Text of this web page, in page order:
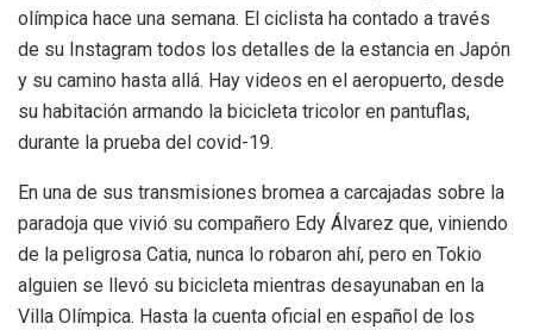
olímpica hace una semana. El ciclista ha contado a través
de su Instagram todos los detalles de la estancia en Japón
y su camino hasta allá. Hay videos en el aeropuerto, desde
su habitación armando la bicicleta tricolor en pantuflas,
durante la prueba del covid-19.
En una de sus transmisiones bromea a carcajadas sobre la
paradoja que vivió su compañero Edy Álvarez que, viniendo
de la peligrosa Catia, nunca lo robaron ahí, pero en Tokio
alguien se llevó su bicicleta mientras desayunaban en la
Villa Olímpica. Hasta la cuenta oficial en español de los